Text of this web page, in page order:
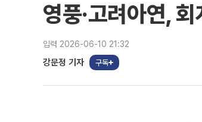
영풍·고려아연,
입력 2026-06-10 21:32
강문정 기자 구독